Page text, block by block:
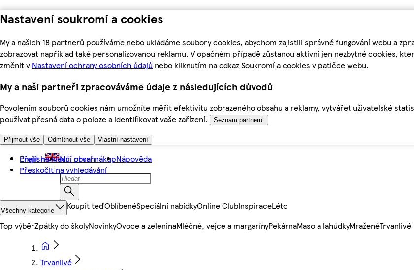
Nastavení soukromí a cookies
My a našich 18 partnerů používáme nebo ukládáme soubory cookies, abychom zajistili správné fungování webu a
zobrazovat například také personalizovanou reklamu. V opačném případě zůstanou aktivní jen nezbytné cookies,
změnit v Nastavení ochrany osobních údajů nebo kliknutím na odkaz Soukromí a cookies v patičce webu.
My a naši partneři zpracováváme údaje z následujících důvodů
Povolením souborů cookies nám umožníte měřit efektivitu zobrazeného obsahu a reklamy, vytvářet uživatelské
používat přesná data o poloze a identifikovat vaše zařízení.
Seznam partnerů.
Přijmout vše Odmítnout vše Vlastní nastavení
Přejít na hlavní obsah
Přeskočit na vyhledávání
English Můj první nákupNápověda
Všechny kategorie Koupit teďOblíbenéSpeciální nabídkyOnline ClubInspiraceLéto
Top výběrZpátky do školyNovinkyOvoce a zeleninaMléčné, vejce a margarínyPekárnaMaso a lahůdkyMraženéTrvanlivé
Trvanlivé